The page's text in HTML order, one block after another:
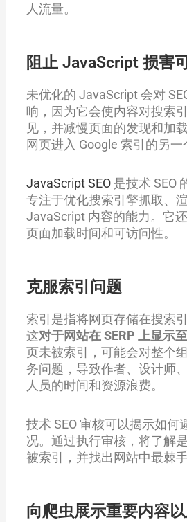
人流量。
阻止 JavaScript 损害
未优化的 JavaScript 会对
响，因为它会使内容对搜索
见，并减慢页面的发现和加
网页进入 Google 索引的另一
JavaScript SEO是技术 SEO
专注于优化搜索引擎抓取、
JavaScript 内容的能力。它
页面加载时间和可访问性。
克服索引问题
索引是指将网页存储在搜索
这对于网站在 SERP 上显示至
页未被索引，可能会对整个
务问题，导致作者、设计师
人员的时间和资源浪费。
技术 SEO 审核可以揭示如何
况。通过执行审核，将了解
被索引，并找出网站中最棘手
向爬虫展示重要内容